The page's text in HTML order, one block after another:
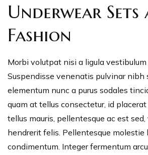
Underwear Sets
Fashion
Morbi volutpat nisi a ligula vestibulum
Suspendisse venenatis pulvinar nibh
elementum nunc a purus sodales
quam at tellus consectetur, id
tellus mauris, pellentesque ac est
hendrerit felis. Pellentesque molestie
condimentum. Integer fermentum